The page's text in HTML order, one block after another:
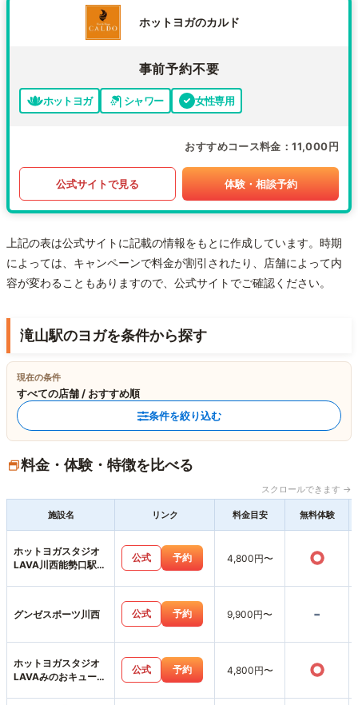
ホットヨガのカルド
事前予約不要
ホットヨガ シャワー 女性専用
おすすめコース料金 11,000円
公式サイトで見る 体験・相談予約
上記の表は公式サイトに記載の情報をもとに作成しています。時期
によっては、キャンペーンで料金が割引されたり、店舗によって内
容が変わることもありますので、公式サイトでご確認ください。
滝山駅のヨガを条件から探す
現在の条件
すべての店舗 / おすすめ順
条件を絞り込む
料金・体験・特徴を比べる
スクロールできます →
施設名 リンク 料金目安 無料体験
ホットヨガスタジオ
LAVA川西能勢口駅前
公式 予約 4,800円〜 ○
グンゼスポーツ川西 公式 予約 9,900円〜 -
ホットヨガスタジオ
LAVAみのおキューズ
公式 予約 4,800円〜 ○